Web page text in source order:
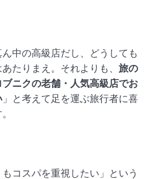
中の高級店だし、どうしても
たりまえ。それよりも、 旅の
ニクの老舗・人気高級店でお
」と考えて足を運ぶ旅行者に喜
コスパを重視したい」という